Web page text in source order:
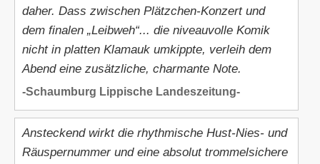
daher. Dass zwischen Plätzchen-Konzert und
dem finalen „Leibweh“... die niveauvolle Komik
nicht in platten Klamauk umkippte, verleih dem
Abend eine zusätzliche, charmante Note.
-Schaumburg Lippische Landeszeitung-
Ansteckend wirkt die rhythmische Hust-Nies- und
Räuspernummer und eine absolut trommelsichere